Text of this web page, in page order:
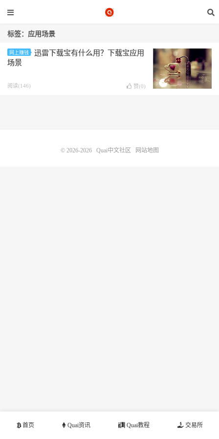
标签：应用场景
网上赚钱
迅雷下载宝有什么用？下载宝应用
场景
阅读(146) 赞(0)
首页 Quai资讯 Quai教程 交易所
© 2026-2026 Quai中文社区 网站地图